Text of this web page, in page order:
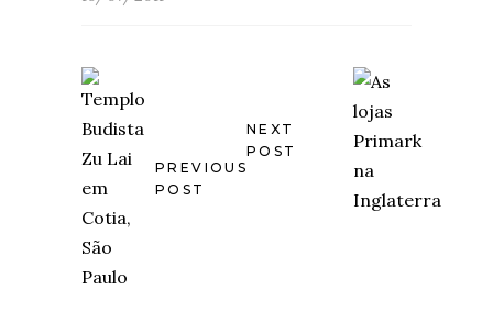
PREVIOUS
POST
NEXT
POST